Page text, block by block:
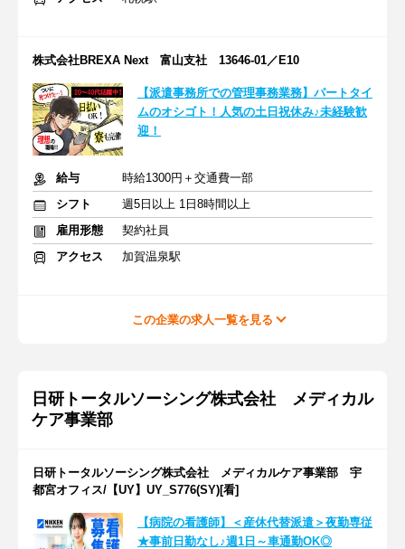
株式会社BREXA Next 富山支社 13646-01／E10
【派遣事務所での管理事務業務】パートタイ
ムのオシゴト！人気の土日祝休み♪未経験歓
迎！
給与
時給1300円＋交通費一部
シフト
週5日以上 1日8時間以上
雇用形態
契約社員
アクセス
加賀温泉駅
この企業の求人一覧を見る
日研トータルソーシング株式会社 メディカル
ケア事業部
日研トータルソーシング株式会社 メディカルケア事業部 宇
都宮オフィス/【UY】UY_S776(SY)[看]
【病院の看護師】＜産休代替派遣＞夜勤専従
★事前日勤なし♪週1日～車通勤OK◎